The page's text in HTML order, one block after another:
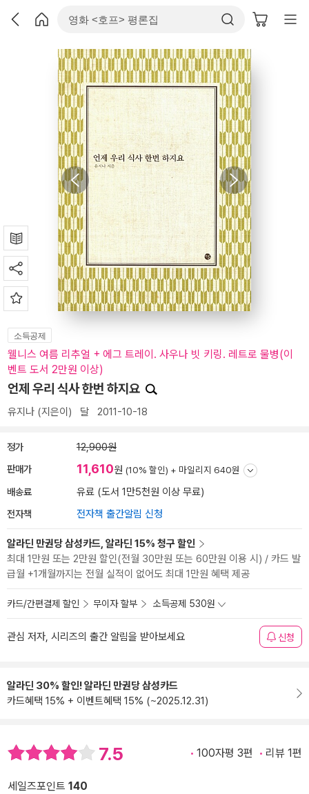
소득공제
웰니스 여름 리추얼 + 에그 트레이. 사우나 빗 키링. 레트로 물병(이
벤트 도서 2만원 이상)
언제 우리 식사 한번 하지요
유지나 (지은이) 달 2011-10-18
정가 12,900원
판매가 11,610원 (10% 할인) + 마일리지 640원
배송료 유료 (도서 1만5천원 이상 무료)
전자책 전자책 출간알림 신청
알라딘 만권당 삼성카드, 알라딘 15% 청구 할인
최대 1만원 또는 2만원 할인(전월 30만원 또는 60만원 이용 시) / 카드 발
급월 +1개월까지는 전월 실적이 없어도 최대 1만원 혜택 제공
카드/간편결제 할인 무이자 할부 소득공제 530원
관심 저자, 시리즈의 출간 알림을 받아보세요 신청
알라딘 30% 할인! 알라딘 만권당 삼성카드
카드혜택 15% + 이벤트혜택 15% (~2025.12.31)
7.5 100자평 3편 리뷰 1편
세일즈포인트 140